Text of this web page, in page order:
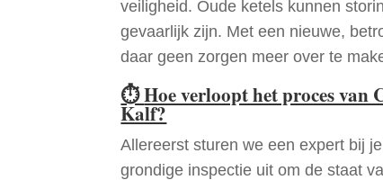
veiligheid. Oude ketels kunnen
gevaarlijk zijn. Met een nieuwe,
daar geen zorgen meer over te
⏱Hoe verloopt het proces van
Kalf?
Allereerst sturen we een expert bij
grondige inspectie uit om de staat